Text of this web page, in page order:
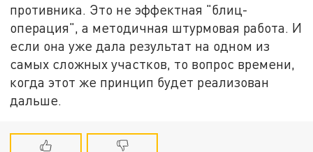
противника. Это не эффектная "блиц-
операция", а методичная штурмовая работа. И
если она уже дала результат на одном из
самых сложных участков, то вопрос времени,
когда этот же принцип будет реализован
дальше.